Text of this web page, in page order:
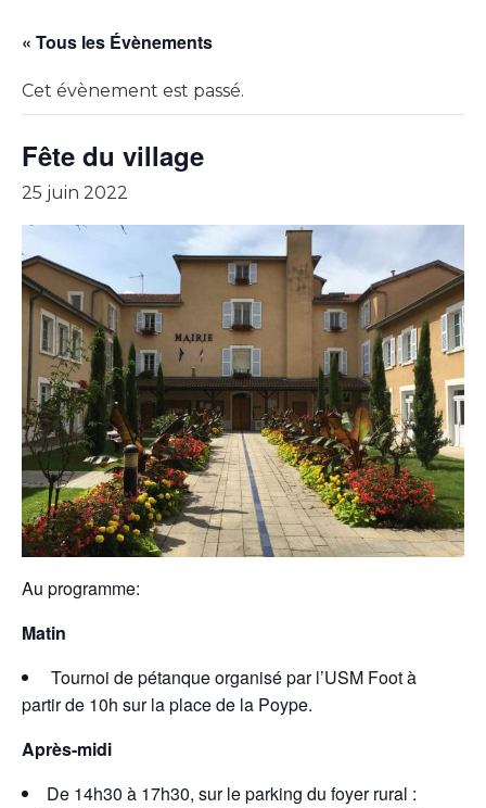
« Tous les Évènements
Cet évènement est passé.
Fête du village
25 juin 2022
Au programme:
Matin
Tournoi de pétanque organisé par l’USM Foot à
partir de 10h sur la place de la Poype.
Après-midi
De 14h30 à 17h30, sur le parking du foyer rural :